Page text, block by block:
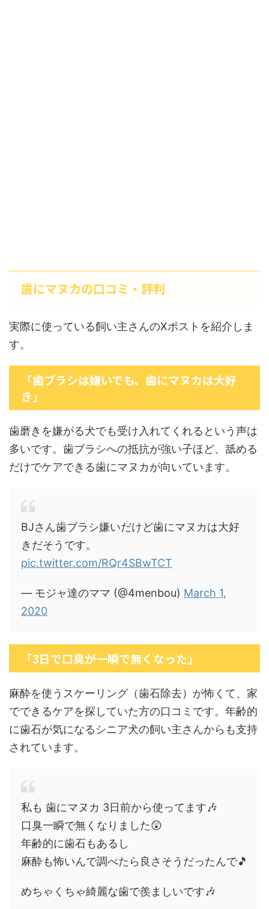
歯にマヌカの口コミ・評判
実際に使っている飼い主さんのXポストを紹介しま
す。
「歯ブラシは嫌いでも、歯にマヌカは大好
き」
歯磨きを嫌がる犬でも受け入れてくれるという声は
多いです。歯ブラシへの抵抗が強い子ほど、舐める
だけでケアできる歯にマヌカが向いています。
BJさん歯ブラシ嫌いだけど歯にマヌカは大好
きだそうです。
pic.twitter.com/RQr4SBwTCT
— モジャ達のママ (@4menbou) March 1,
2020
「3日で口臭が一瞬で無くなった」
麻酔を使うスケーリング（歯石除去）が怖くて、家
でできるケアを探していた方の口コミです。年齢的
に歯石が気になるシニア犬の飼い主さんからも支持
されています。
私も 歯にマヌカ 3日前から使ってます🎶
口臭一瞬で無くなりました😲
年齢的に歯石もあるし
麻酔も怖いんで調べたら良さそうだったんで🎵
めちゃくちゃ綺麗な歯で羨ましいです🎶